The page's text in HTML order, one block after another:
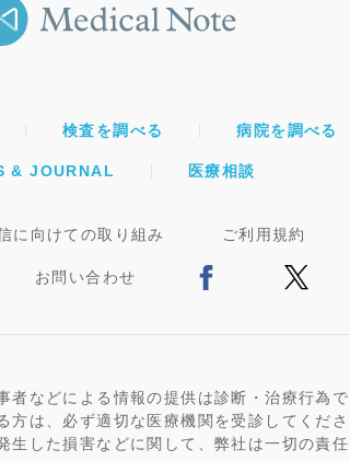
検査を調べる 病院を調べる
& JOURNAL 医療相談
に向けての取り組み ご利用規約
お問い合わせ
者などによる情報の提供は診断・治療行為
方は、必ず適切な医療機関を受診してくだ
生した損害などに関して、弊社は一切の責